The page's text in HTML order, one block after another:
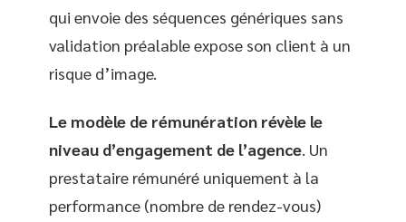
qui envoie des séquences génériques sans
validation préalable expose son client à un
risque d’image.
Le modèle de rémunération révèle le
niveau d’engagement de l’agence. Un
prestataire rémunéré uniquement à la
performance (nombre de rendez-vous)